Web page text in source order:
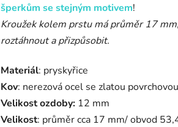
šperkům se stejným motivem!
Kroužek kolem prstu má průměr 17
roztáhnout a přizpůsobit.
Materiál: pryskyřice
Kov: nerezová ocel se zlatou
Velikost ozdoby: 12 mm
Velikost: průměr cca 17 mm/ obvod